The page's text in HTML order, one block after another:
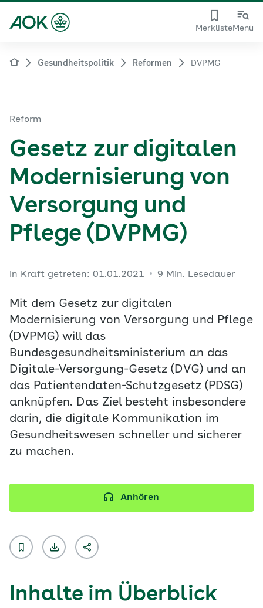
MerklisteMenü
Gesundheitspolitik Reformen DVPMG
Reform
Gesetz zur digitalen
Modernisierung von
Versorgung und
Pflege (DVPMG)
In Kraft getreten: 01.01.2021 9 Min. Lesedauer
Mit dem Gesetz zur digitalen
Modernisierung von Versorgung und Pflege
(DVPMG) will das
Bundesgesundheitsministerium an das
Digitale-Versorgung-Gesetz (DVG) und an
das Patientendaten-Schutzgesetz (PDSG)
anknüpfen. Das Ziel besteht insbesondere
darin, die digitale Kommunikation im
Gesundheitswesen schneller und sicherer
zu machen.
Anhören
Inhalte im Überblick